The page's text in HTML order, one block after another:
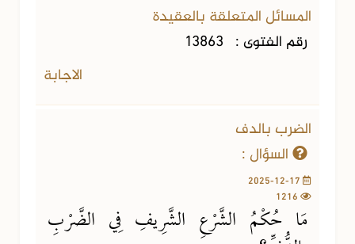
المسائل المتعلقة بالعقيدة
رقم الفتوى : 13863
الاجابة
الضرب بالدف
السؤال :
مَا حُكْمُ الشَّرْعِ الشَّرِيفِ فِي الضَّرْبِ